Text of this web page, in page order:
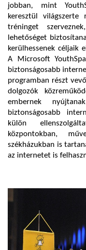
jobban, mint
keresztül világszerte
tréninget
lehetőséget
kerülhessenek céljaik
A Microsoft
biztonságosabb
programban részt
dolgozók
embernek
biztonságosabb
külön
központokban,
székházukban is
az internetet is